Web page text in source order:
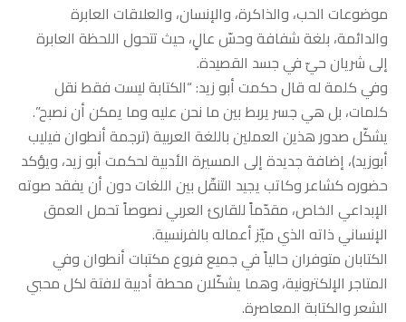
موضوعات الحب، والذاكرة، والإنسان، والعلاقات العابرة
والدائمة، بلغة شفافة وحسّ عالٍ، حيث تتحول اللحظة العابرة
إلى شريان حيّ في جسد القصيدة.
وفي كلمة له قال حكمت أبو زيد: “الكتابة ليست فقط نقل
كلمات، بل هي جسر يربط بين ما نحن عليه وما يمكن أن نصبح”.
يشكّل صدور هذين العملين باللغة العربية (ترجمة أنطوان فيليب
أبوزيد)، إضافة جديدة إلى المسيرة الأدبية لحكمت أبو زيد، ويؤكد
حضوره كشاعر وكاتب يجيد التنقّل بين اللغات دون أن يفقد صوته
الإبداعي الخاص، مقدّماً للقارئ العربي نصوصاً تحمل العمق
الإنساني ذاته الذي ميّز أعماله بالفرنسية.
الكتابان متوفران حالياً في جميع فروع مكتبات أنطوان وفي
المتاجر الإلكترونية، وهما يشكّلان محطة أدبية لافتة لكل محبي
الشعر والكتابة المعاصرة.